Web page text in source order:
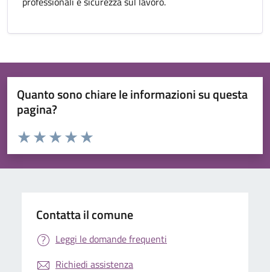
Quanto sono chiare le informazioni su questa
pagina?
Valuta da 1 a 5 stelle la pagina
Valuta 5 stelle su 5
Valuta 4 stelle su 5
Valuta 3 stelle su 5
Valuta 2 stelle su 5
Valuta 1 stelle su 5
Contatta il comune
Leggi le domande frequenti
Richiedi assistenza